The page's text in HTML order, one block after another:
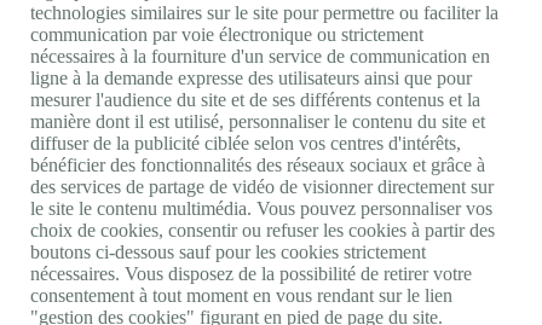
Site portail Agefiph
Activateur de progrès
Handinnov
Innovation et recherche
Université du RRH
Service AppuiPro
Nous suivre
Youtube
Linkedin
Facebook
technologies similaires sur le site pour permettre ou faciliter la
communication par voie électronique ou strictement
nécessaires à la fourniture d'un service de communication en
ligne à la demande expresse des utilisateurs ainsi que pour
mesurer l'audience du site et de ses différents contenus et la
manière dont il est utilisé, personnaliser le contenu du site et
diffuser de la publicité ciblée selon vos centres d'intérêts,
bénéficier des fonctionnalités des réseaux sociaux et grâce à
des services de partage de vidéo de visionner directement sur
le site le contenu multimédia. Vous pouvez personnaliser vos
choix de cookies, consentir ou refuser les cookies à partir des
boutons ci-dessous sauf pour les cookies strictement
nécessaires. Vous disposez de la possibilité de retirer votre
consentement à tout moment en vous rendant sur le lien
"gestion des cookies" figurant en pied de page du site.